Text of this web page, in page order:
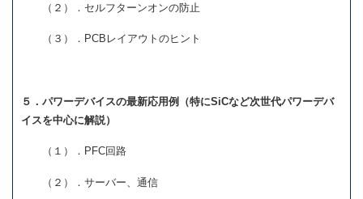
（２）．セルフターンオンの防止
（３）．PCBレイアウトのヒント
５．パワーデバイスの最新応用例（特にSiCなど次世代パワーデバ
イスを中心に解説）
（１）．PFC回路
（２）．サーバー、通信